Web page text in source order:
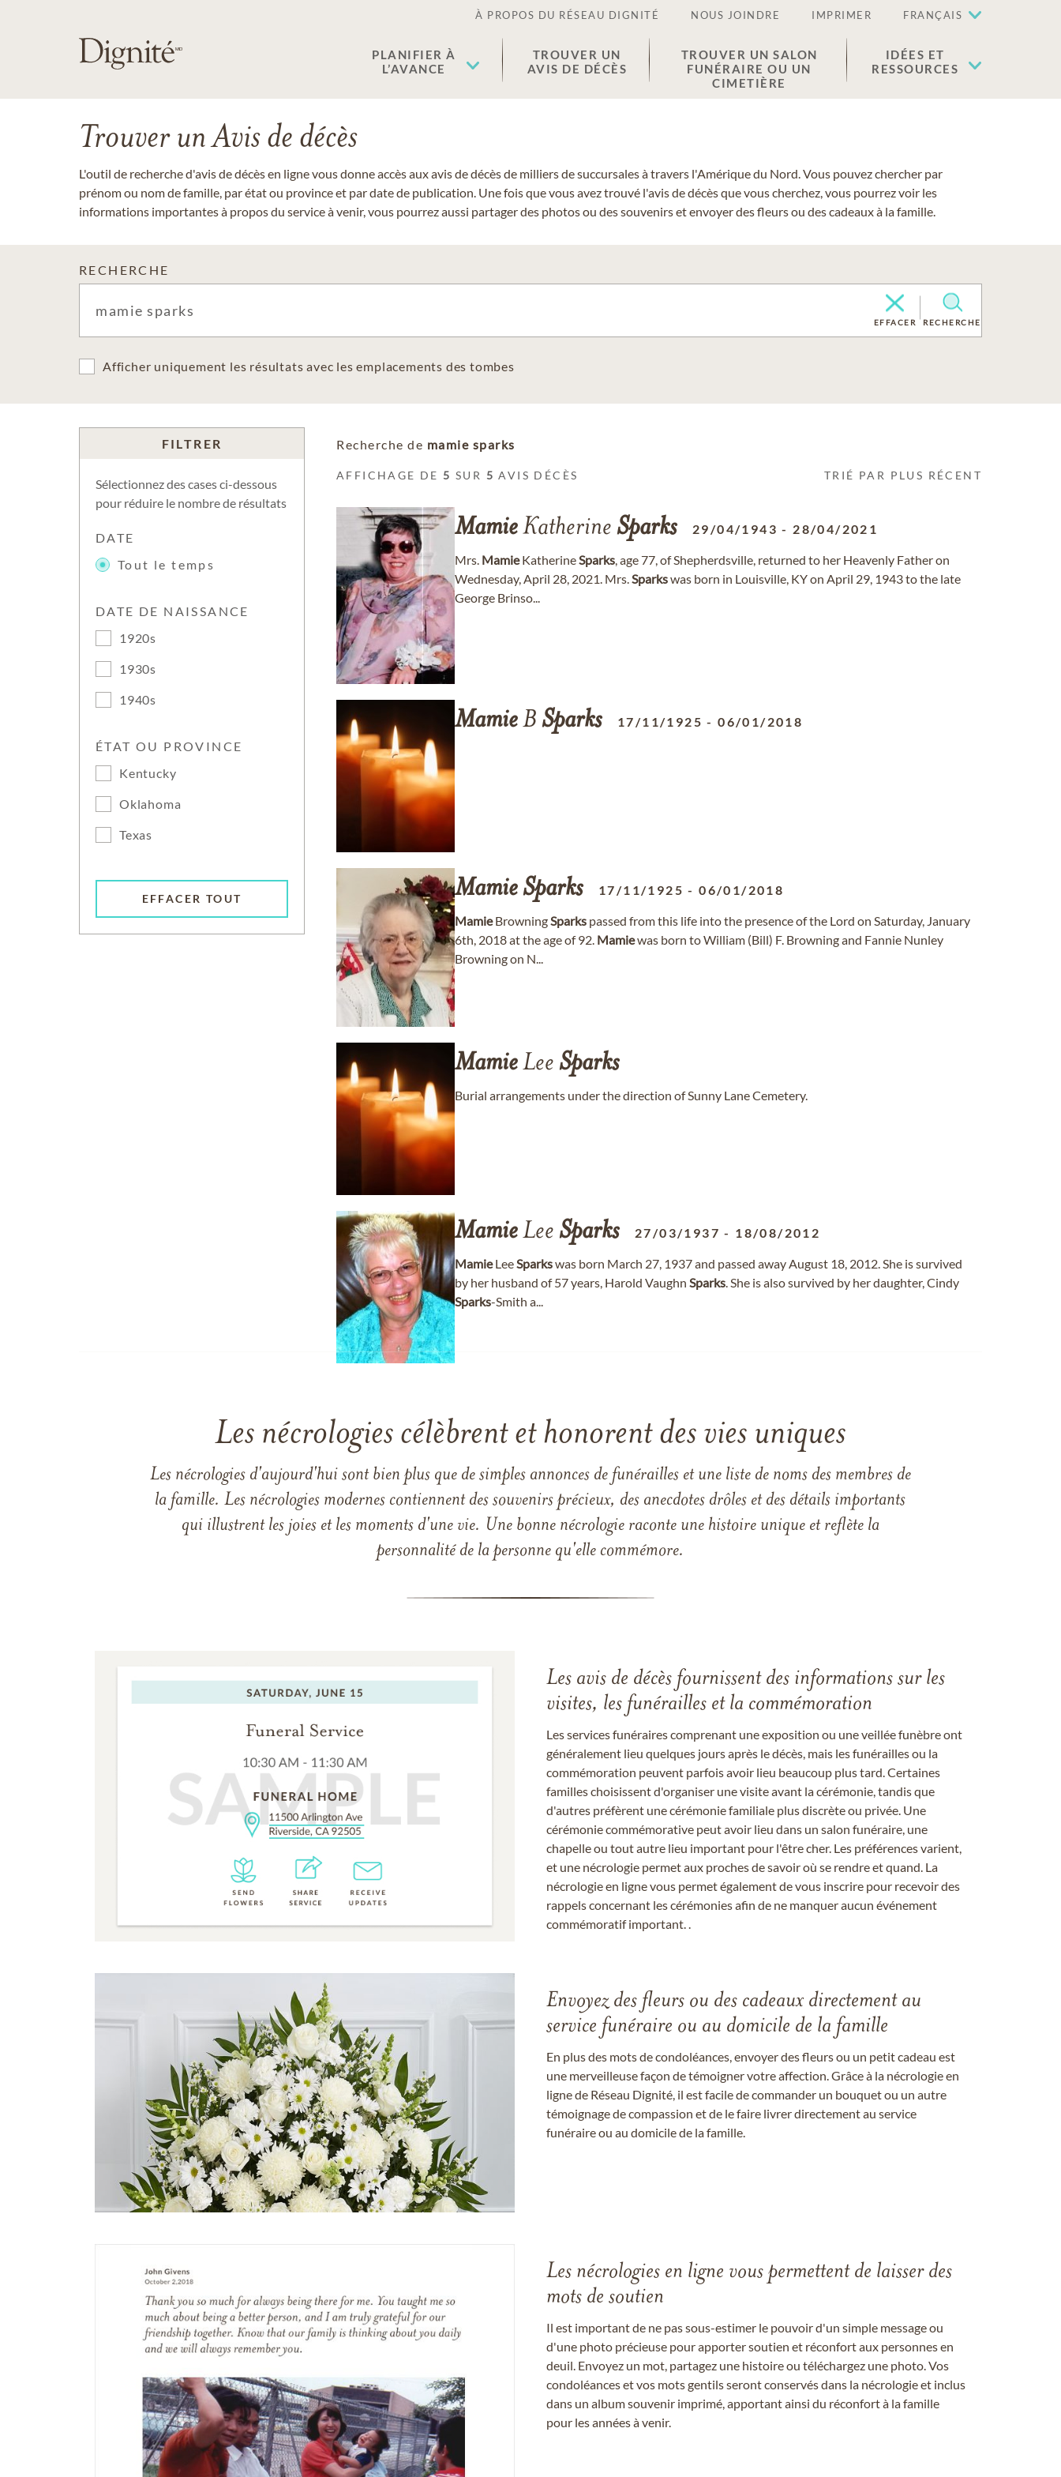
À PROPOS DU RÉSEAU DIGNITÉ NOUS JOINDRE IMPRIMER FRANÇAIS
PLANIFIER À
L’AVANCE
TROUVER UN
AVIS DE DÉCÈS
TROUVER UN SALON
FUNÉRAIRE OU UN
CIMETIÈRE
IDÉES ET
RESSOURCES
Trouver un Avis de décès
L'outil de recherche d'avis de décès en ligne vous donne accès aux avis de décès de milliers de succursales à travers l'Amérique du Nord. Vous pouvez chercher par
prénom ou nom de famille, par état ou province et par date de publication. Une fois que vous avez trouvé l'avis de décès que vous cherchez, vous pourrez voir les
informations importantes à propos du service à venir, vous pourrez aussi partager des photos ou des souvenirs et envoyer des fleurs ou des cadeaux à la famille.
RECHERCHE
EFFACER RECHERCHE
Afficher uniquement les résultats avec les emplacements des tombes
FILTRER
Sélectionnez des cases ci-dessous
pour réduire le nombre de résultats
DATE
Tout le temps
DATE DE NAISSANCE
1920s
1930s
1940s
ÉTAT OU PROVINCE
Kentucky
Oklahoma
Texas
EFFACER TOUT
Recherche de mamie sparks
AFFICHAGE DE 5 SUR 5 AVIS DÉCÈS TRIÉ PAR PLUS RÉCENT
MamieKatherine Sparks 29/04/1943 - 28/04/2021
Mrs. MamieKatherineSparks, age 77, of Shepherdsville, returned to her Heavenly Father on
Wednesday, April 28, 2021. Mrs.Sparkswas born in Louisville, KY on April 29, 1943 to the late
George Brinso...
MamieB Sparks 17/11/1925 -06/01/2018
MamieSparks 17/11/1925 -06/01/2018
MamieBrowningSparks passed from this life into the presence of the Lord on Saturday, January
6th, 2018 at the age of 92. Mamiewas born to William (Bill) F. Browning and Fannie Nunley
Browning on N...
MamieLee Sparks
Burial arrangements under the direction of Sunny Lane Cemetery.
MamieLee Sparks 27/03/1937 - 18/08/2012
MamieLeeSparkswas born March 27, 1937 and passed away August 18, 2012. She is survived
by her husband of 57 years, Harold Vaughn Sparks. She is also survived by her daughter, Cindy
Sparks-Smith a...
Les nécrologies célèbrent et honorent des vies uniques
Les nécrologies d'aujourd'hui sont bien plus que de simples annonces de funérailles et une liste de noms des membres de
la famille. Les nécrologies modernes contiennent des souvenirs précieux, des anecdotes drôles et des détails importants
qui illustrent les joies et les moments d'une vie. Une bonne nécrologie raconte une histoire unique et reflète la
personnalité de la personne qu'elle commémore.
Les avis de décès fournissent des informations sur les
visites, les funérailles et la commémoration
Les services funéraires comprenant une exposition ou une veillée funèbre ont
généralement lieu quelques jours après le décès, mais les funérailles ou la
commémoration peuvent parfois avoir lieu beaucoup plus tard. Certaines
familles choisissent d'organiser une visite avant la cérémonie, tandis que
d'autres préfèrent une cérémonie familiale plus discrète ou privée. Une
cérémonie commémorative peut avoir lieu dans un salon funéraire, une
chapelle ou tout autre lieu important pour l'être cher. Les préférences varient,
et une nécrologie permet aux proches de savoir où se rendre et quand. La
nécrologie en ligne vous permet également de vous inscrire pour recevoir des
rappels concernant les cérémonies afin de ne manquer aucun événement
commémoratif important. .
Envoyez des fleurs ou des cadeaux directement au
service funéraire ou au domicile de la famille
En plus des mots de condoléances, envoyer des fleurs ou un petit cadeau est
une merveilleuse façon de témoigner votre affection. Grâce à la nécrologie en
ligne de Réseau Dignité, il est facile de commander un bouquet ou un autre
témoignage de compassion et de le faire livrer directement au service
funéraire ou au domicile de la famille.
Les nécrologies en ligne vous permettent de laisser des
mots de soutien
Il est important de ne pas sous-estimer le pouvoir d'un simple message ou
d'une photo précieuse pour apporter soutien et réconfort aux personnes en
deuil. Envoyez un mot, partagez une histoire ou téléchargez une photo. Vos
condoléances et vos mots gentils seront conservés dans la nécrologie et inclus
dans un album souvenir imprimé, apportant ainsi du réconfort à la famille
pour les années à venir.